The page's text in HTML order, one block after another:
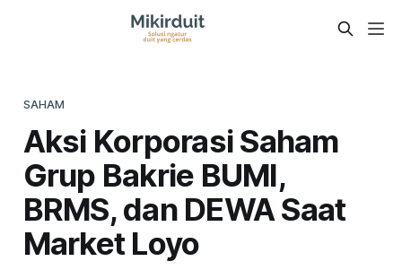
SAHAM
Aksi Korporasi Saham
Grup Bakrie BUMI,
BRMS, dan DEWA Saat
Market Loyo